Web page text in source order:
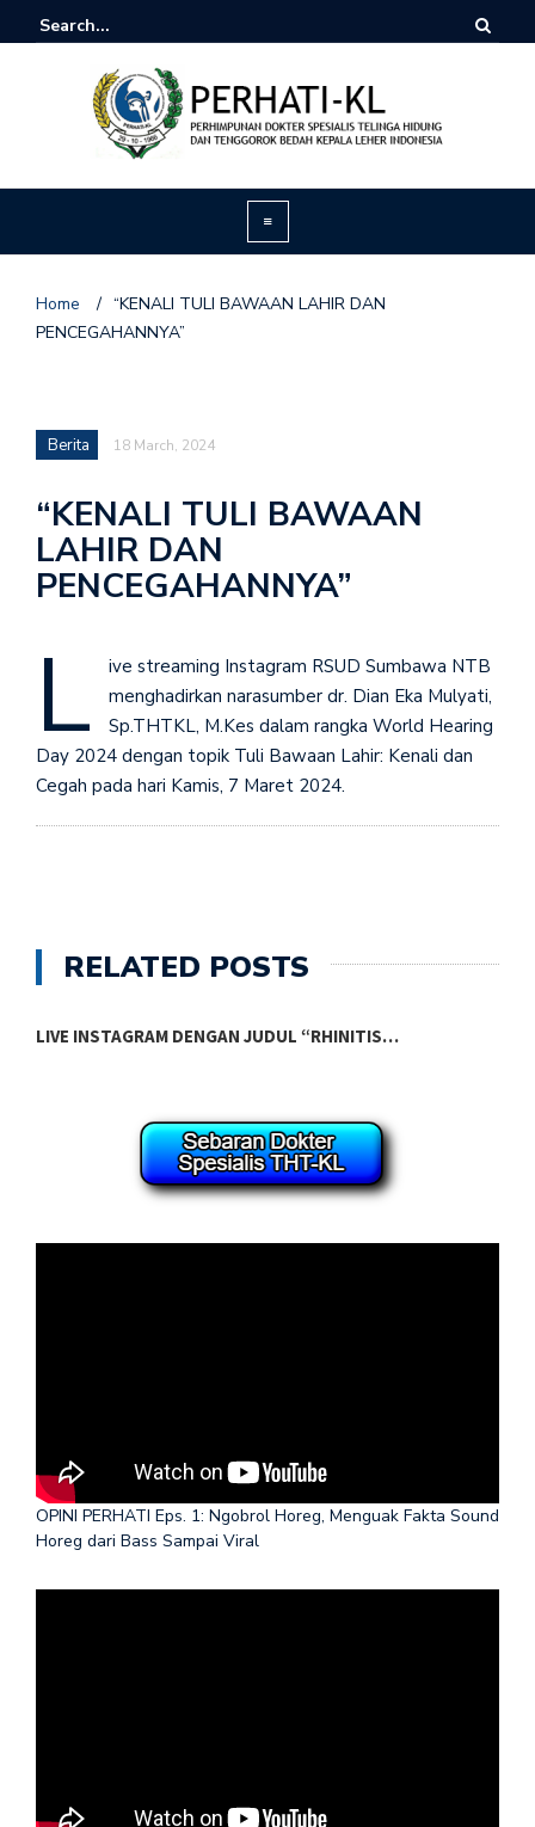
Home / “KENALI TULI BAWAAN LAHIR DAN
PENCEGAHANNYA”
Berita 18 March, 2024
“KENALI TULI BAWAAN
LAHIR DAN
PENCEGAHANNYA”
L
ive streaming Instagram RSUD Sumbawa NTB
menghadirkan narasumber dr. Dian Eka Mulyati,
Sp.THTKL, M.Kes dalam rangka World Hearing
Day 2024 dengan topik Tuli Bawaan Lahir: Kenali dan
Cegah pada hari Kamis, 7 Maret 2024.
RELATED POSTS
LIVE INSTAGRAM DENGAN JUDUL “RHINITIS…
OPINI PERHATI Eps. 1: Ngobrol Horeg, Menguak Fakta Sound
Horeg dari Bass Sampai Viral